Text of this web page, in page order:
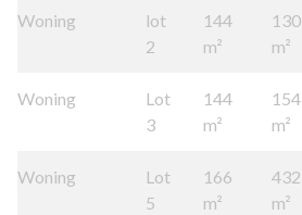
Woning
lot
2
144
m²
130
m²
Woning
Lot
3
144
m²
154
m²
Woning
Lot
5
166
m²
432
m²